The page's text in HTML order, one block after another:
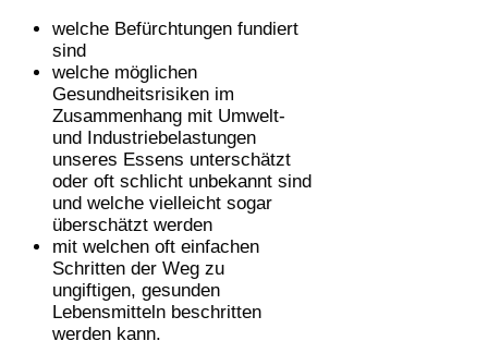
welche Befürchtungen fundiert
sind
welche möglichen
Gesundheitsrisiken im
Zusammenhang mit Umwelt-
und Industriebelastungen
unseres Essens unterschätzt
oder oft schlicht unbekannt sind
und welche vielleicht sogar
überschätzt werden
mit welchen oft einfachen
Schritten der Weg zu
ungiftigen, gesunden
Lebensmitteln beschritten
werden kann.